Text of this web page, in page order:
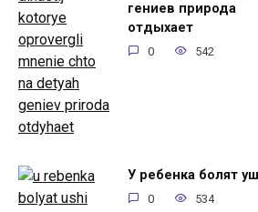
гениев природа
отдыхает
0 542
У ребенка болят
0 534